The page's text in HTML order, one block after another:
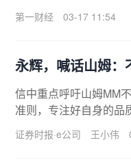
第一财经
03-17 11:54
永辉，喊话山姆：
信中重点呼吁山姆MM
准则，专注好自身的品
蹒跚学步的幼儿，而山
证券时报·e公司 王小伟